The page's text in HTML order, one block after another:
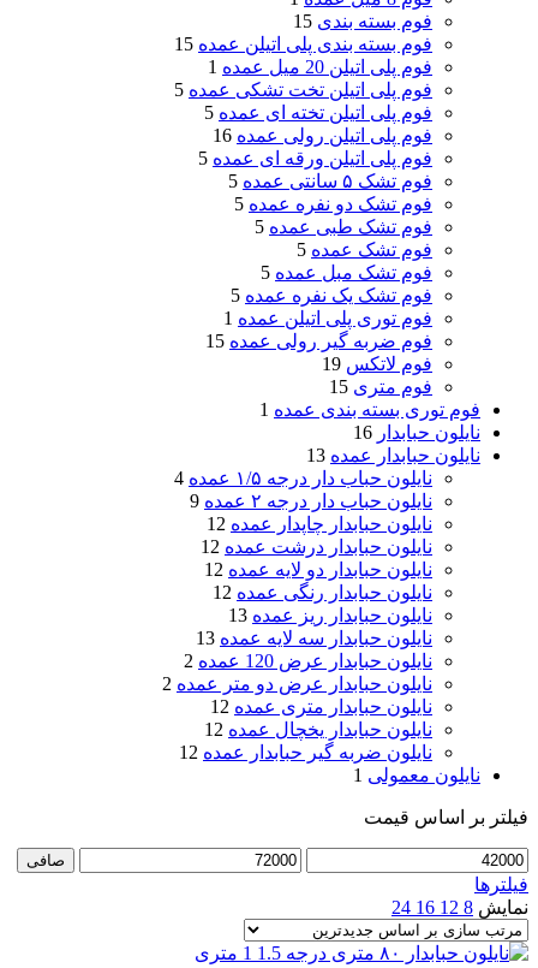
فوم بسته بندی 15
فوم بسته بندی پلی اتیلن عمده 15
فوم پلی اتیلن 20 میل عمده
1
فوم پلی اتیلن تخت تشکی عمده 5
فوم پلی اتیلن تخته ای عمده 5
فوم پلی اتیلن رولی عمده 16
فوم پلی اتیلن ورقه ای عمده 5
فوم تشک ۵ سانتی عمده
5
فوم تشک دو نفره عمده 5
فوم تشک طبی عمده 5
فوم تشک عمده 5
فوم تشک مبل عمده 5
فوم تشک یک نفره عمده 5
فوم توری پلی اتیلن عمده 1
فوم ضربه گیر رولی عمده 15
فوم لاتکس 19
فوم متری 15
فوم توری بسته بندی عمده 1
نایلون حبابدار 16
نایلون حبابدار عمده 13
نایلون حباب دار درجه ۱/۵ عمده
4
نایلون حباب دار درجه ۲ عمده
9
نایلون حبابدار چاپدار عمده 12
نایلون حبابدار درشت عمده 12
نایلون حبابدار دو لایه عمده 12
نایلون حبابدار رنگی عمده 12
نایلون حبابدار ریز عمده 13
نایلون حبابدار سه لایه عمده 13
نایلون حبابدار عرض 120 عمده
2
نایلون حبابدار عرض دو متر عمده 2
نایلون حبابدار متری عمده 12
نایلون حبابدار یخچال عمده 12
نایلون ضربه گیر حبابدار عمده 12
نایلون معمولی 1
فیلتر بر اساس قیمت
حداقل
قیمت
حداكثر
صافی
فیلترها
نمایش 8
12
16
24